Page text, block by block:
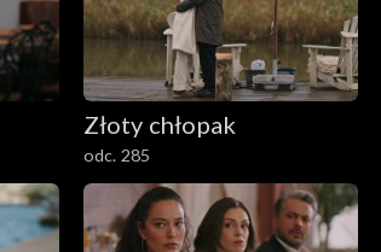
Złoty chłopak
odc. 285